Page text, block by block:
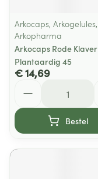
Arkocaps, Arkogelules,
Arkopharma
Arkocaps Rode Klaver
Plantaardig 45
€ 14,69
Bestel